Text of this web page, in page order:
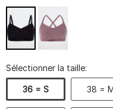
Sélectionner la taille:
36 = S 38 =